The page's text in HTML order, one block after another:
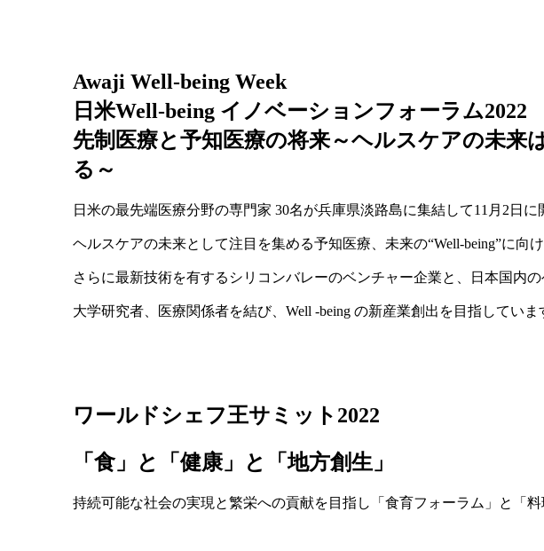
Awaji Well-being Week
日米Well-being イノベーションフォーラム2022
先制医療と予知医療の将来～ヘルスケアの未来
る～
日米の最先端医療分野の専門家 30名が兵庫県淡路島に集結して11月2日に
ヘルスケアの未来として注目を集める予知医療、未来の“Well-being”に向
さらに最新技術を有するシリコンバレーのベンチャー企業と、日本国内の
大学研究者、医療関係者を結び、Well -being の新産業創出を目指していま
ワールドシェフ王サミット2022
「食」と「健康」と「地方創生」
持続可能な社会の実現と繁栄への貢献を目指し「食育フォーラム」と「料